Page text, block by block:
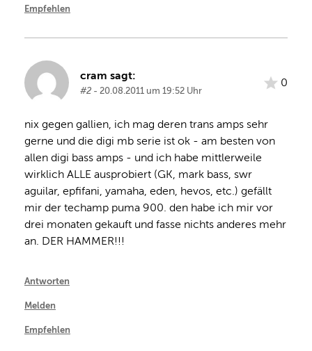
Empfehlen
cram sagt:
#2 - 20.08.2011 um 19:52 Uhr
0
nix gegen gallien, ich mag deren trans amps sehr
gerne und die digi mb serie ist ok - am besten von
allen digi bass amps - und ich habe mittlerweile
wirklich ALLE ausprobiert (GK, mark bass, swr
aguilar, epfifani, yamaha, eden, hevos, etc.) gefällt
mir der techamp puma 900. den habe ich mir vor
drei monaten gekauft und fasse nichts anderes mehr
an. DER HAMMER!!!
Antworten
Melden
Empfehlen